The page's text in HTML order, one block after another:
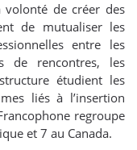
volonté de créer des
de mutualiser les
entre les
de rencontres, les
étudient les
liés à l’insertion
regroupe
et 7 au Canada.